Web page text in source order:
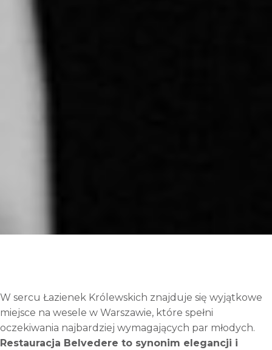
W sercu Łazienek Królewskich znajduje się wyjątkowe
miejsce na wesele w Warszawie, które spełni
oczekiwania najbardziej wymagających par młodych.
Restauracja Belvedere to synonim elegancji i